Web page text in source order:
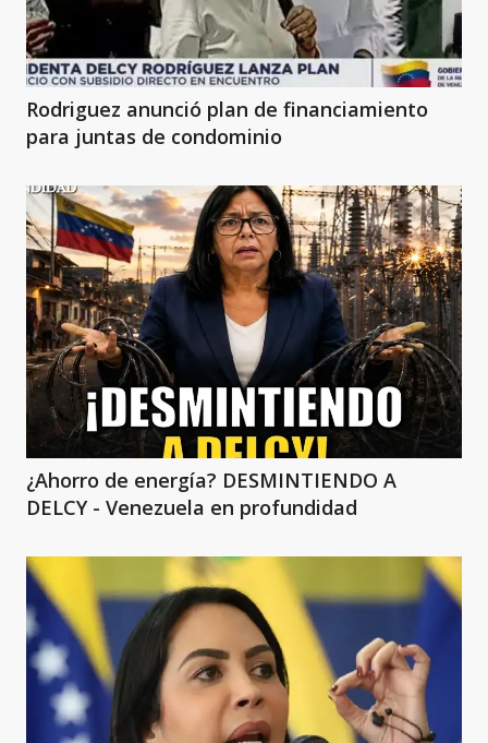
Rodriguez anunció plan de financiamiento
para juntas de condominio
¿Ahorro de energía? DESMINTIENDO A
DELCY - Venezuela en profundidad